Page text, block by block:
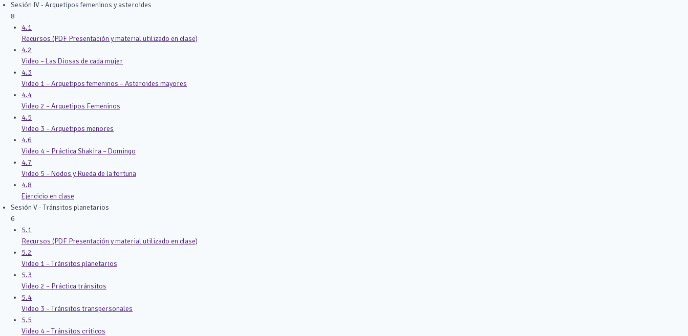
Sesión IV - Arquetipos femeninos y asteroides
8
4.1
Recursos (PDF Presentación y material utilizado en clase)
4.2
Video – Las Diosas de cada mujer
4.3
Video 1 – Arquetipos femeninos – Asteroides mayores
4.4
Video 2 – Arquetipos Femeninos
4.5
Video 3 – Arquetipos menores
4.6
Video 4 – Práctica Shakira – Domingo
4.7
Video 5 – Nodos y Rueda de la fortuna
4.8
Ejercicio en clase
Sesión V - Tránsitos planetarios
6
5.1
Recursos (PDF Presentación y material utilizado en clase)
5.2
Video 1 – Tránsitos planetarios
5.3
Video 2 – Práctica tránsitos
5.4
Video 3 – Tránsitos transpersonales
5.5
Video 4 – Tránsitos críticos